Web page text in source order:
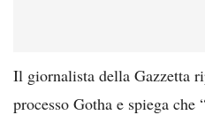
Il giornalista della Gazzetta
processo Gotha e spiega che